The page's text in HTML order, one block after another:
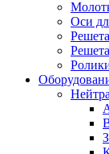
Оси